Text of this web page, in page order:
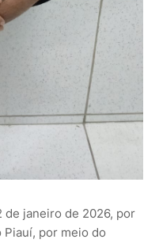
de janeiro de 2026, por
Piauí, por meio do